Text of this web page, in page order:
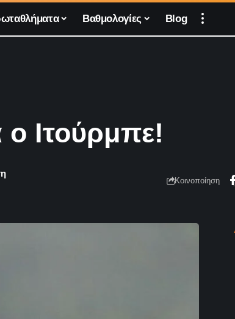
Βαθμολογίες Blog
ο Ιτούρμπε!
Κοινοποίηση